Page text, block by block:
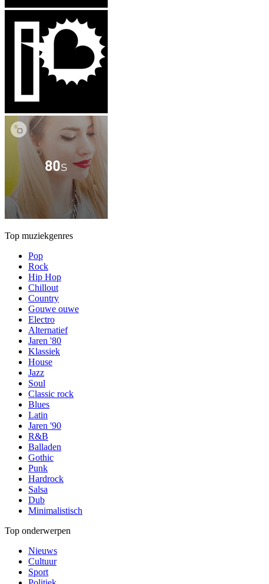
Top muziekgenres
Pop
Rock
Hip Hop
Chillout
Country
Gouwe ouwe
Electro
Alternatief
Jaren '80
Klassiek
House
Jazz
Soul
Classic rock
Blues
Latin
Jaren '90
R&B
Balladen
Gothic
Punk
Hardrock
Salsa
Dub
Minimalistisch
Top onderwerpen
Nieuws
Cultuur
Sport